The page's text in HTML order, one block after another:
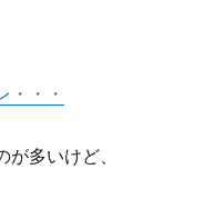
・・・
多いけど、